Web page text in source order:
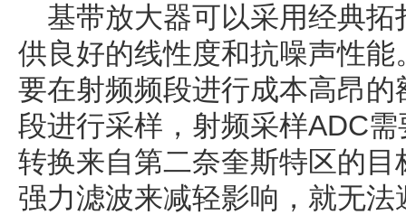
基带放大器可以采用经典
供良好的线性度和抗噪声性
要在射频频段进行成本高昂
段进行采样，射频采样ADC
转换来自第二奈奎斯特区的
强力滤波来减轻影响，就无